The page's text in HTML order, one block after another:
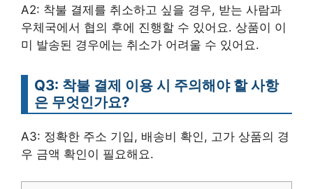
A2: 착불 결제를 취소하고 싶을 경우, 받는 사람과
우체국에서 협의 후에 진행할 수 있어요. 상품이 이
미 발송된 경우에는 취소가 어려울 수 있어요.
Q3: 착불 결제 이용 시 주의해야 할 사항
은 무엇인가요?
A3: 정확한 주소 기입, 배송비 확인, 고가 상품의 경
우 금액 확인이 필요해요.